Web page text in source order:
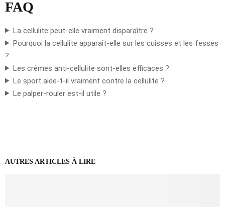
FAQ
La cellulite peut-elle vraiment disparaître ?
Pourquoi la cellulite apparaît-elle sur les cuisses et les fesses
?
Les crèmes anti-cellulite sont-elles efficaces ?
Le sport aide-t-il vraiment contre la cellulite ?
Le palper-rouler est-il utile ?
AUTRES ARTICLES À LIRE